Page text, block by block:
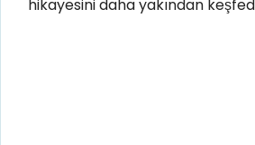
hikayesini daha yakından